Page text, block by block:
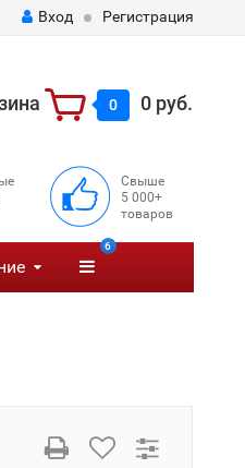
Вход Регистрация
0 0 руб.
Свыше
5 000+
товаров
6